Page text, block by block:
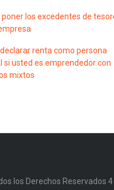
poner los excedentes de
renta como persona
si usted es emprendedor con
mixtos
los Derechos Reservados 4